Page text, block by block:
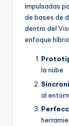
impulsadas
de bases de
dentro del
enfoque
la nube.
al